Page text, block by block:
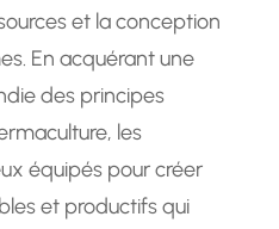
et la conception
En acquérant une
des principes
les
équipés pour créer
et productifs qui